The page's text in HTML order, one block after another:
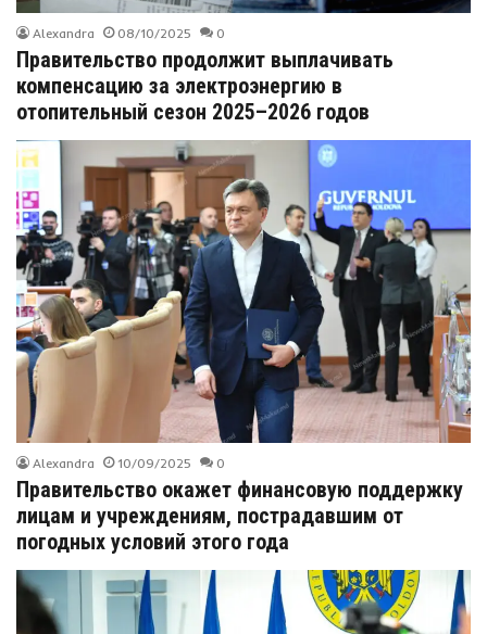
Alexandra 08/10/2025 0
Правительство продолжит выплачивать
компенсацию за электроэнергию в
отопительный сезон 2025–2026 годов
Alexandra 10/09/2025 0
Правительство окажет финансовую поддержку
лицам и учреждениям, пострадавшим от
погодных условий этого года